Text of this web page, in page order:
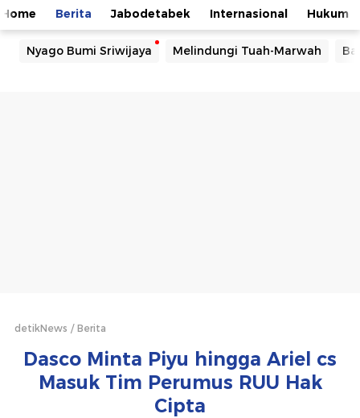
Home Berita Jabodetabek Internasional Hukum
Nyago Bumi Sriwijaya Melindungi Tuah-Marwah
detikNews Berita
Dasco Minta Piyu hingga Ariel cs
Masuk Tim Perumus RUU Hak
Cipta